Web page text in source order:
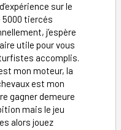
sur le
5000 tiercés
j’espère
utile pour vous
accomplis.
mon moteur, la
est mon
gagner demeure
mais le jeu
alors jouez